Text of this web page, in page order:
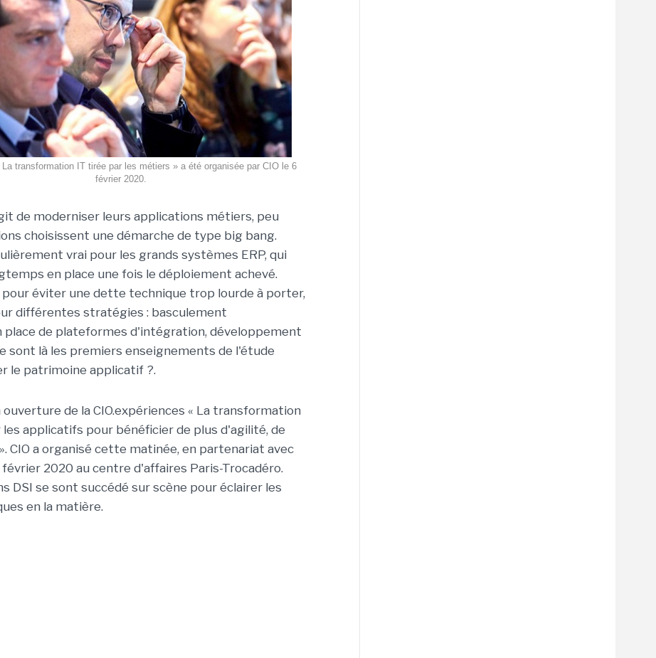
La transformation IT tirée par les métiers » a été organisée par CIO le 6
février 2020.
de moderniser leurs applications métiers, peu
choisissent une démarche de type big bang.
vrai pour les grands systèmes ERP, qui
en place une fois le déploiement achevé.
pour éviter une dette technique trop lourde à porter,
différentes stratégies : basculement
place de plateformes d'intégration, développement
sont là les premiers enseignements de l'étude
le patrimoine applicatif ?.
de la CIO.expériences « La transformation
applicatifs pour bénéficier de plus d'agilité, de
CIO a organisé cette matinée, en partenariat avec
2020 au centre d'affaires Paris-Trocadéro.
DSI se sont succédé sur scène pour éclairer les
en la matière.